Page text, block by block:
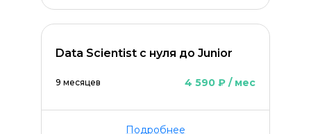
Data Scientist с нуля до Junior
9 месяцев 4 590 ₽ / мес
Подробнее